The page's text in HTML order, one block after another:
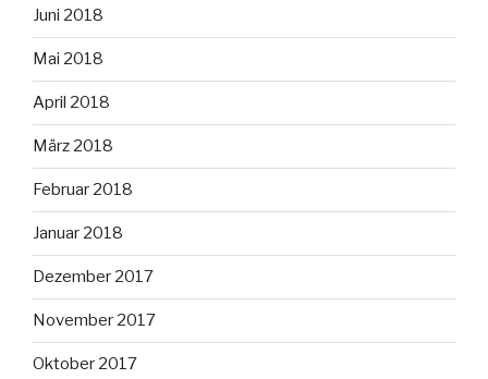
Juni 2018
Mai 2018
April 2018
März 2018
Februar 2018
Januar 2018
Dezember 2017
November 2017
Oktober 2017